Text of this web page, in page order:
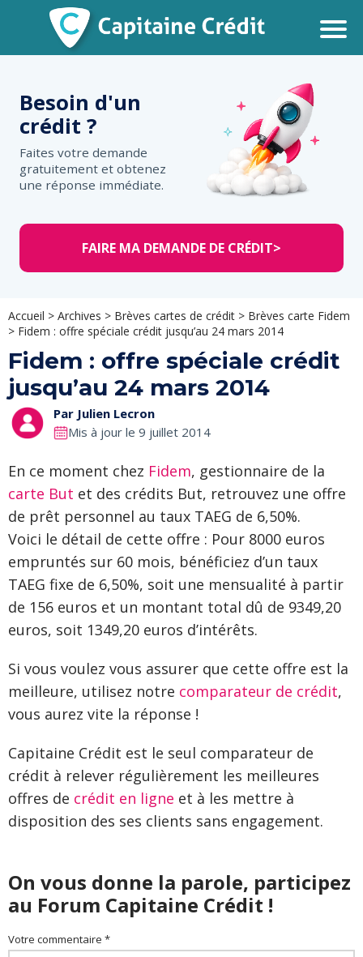
Besoin d'un
crédit ?
Faites votre demande
gratuitement et obtenez
une réponse immédiate.
FAIRE MA DEMANDE DE CRÉDIT>
Accueil > Archives > Brèves cartes de crédit > Brèves carte Fidem
> Fidem : offre spéciale crédit jusqu’au 24 mars 2014
Fidem : offre spéciale crédit
jusqu’au 24 mars 2014
Par Julien Lecron
Mis à jour le 9 juillet 2014
En ce moment chez Fidem, gestionnaire de la
carte But et des crédits But, retrouvez une offre
de prêt personnel au taux TAEG de 6,50%.
Voici le détail de cette offre : Pour 8000 euros
empruntés sur 60 mois, bénéficiez d’un taux
TAEG fixe de 6,50%, soit une mensualité à partir
de 156 euros et un montant total dû de 9349,20
euros, soit 1349,20 euros d’intérêts.
Si vous voulez vous assurer que cette offre est la
meilleure, utilisez notre comparateur de crédit,
vous aurez vite la réponse !
Capitaine Crédit est le seul comparateur de
crédit à relever régulièrement les meilleures
offres de crédit en ligne et à les mettre à
disposition des ses clients sans engagement.
On vous donne la parole, participez
au Forum Capitaine Crédit !
Votre commentaire *